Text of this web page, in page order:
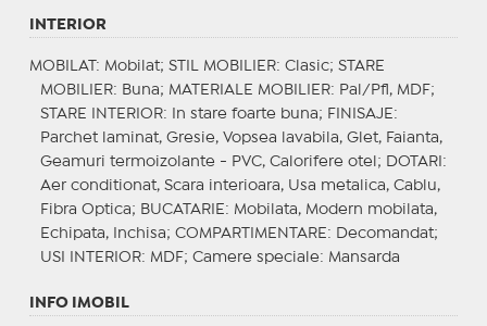
INTERIOR
MOBILAT : Mobilat; STIL MOBILIER: Clasic; STARE
MOBILIER: Buna; MATERIALE MOBILIER: Pal/Pfl, MDF;
STARE INTERIOR: In stare foarte buna; FINISAJE :
Parchet laminat, Gresie, Vopsea lavabila, Glet, Faianta,
Geamuri termoizolante - PVC, Calorifere otel;
DOTARI :
Aer conditionat, Scara interioara, Usa metalica, Cablu,
Fibra Optica; BUCATARIE : Mobilata, Modern mobilata,
Echipata, Inchisa; COMPARTIMENTARE : Decomandat;
USI INTERIOR: MDF; Camere speciale: Mansarda
INFO IMOBIL